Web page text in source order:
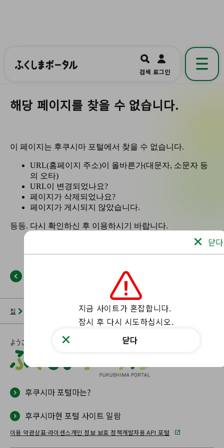
福島県公式の地域情報ポータルアプリ
開く
검색 로그인
해당 페이지를 찾을 수 없습니다.
집 후쿠시마 포털 해당 페이지를 찾을 수 없습니다.
후쿠시마 포털마는?
후쿠시마현 포털 사이트 일람
이용 약관상표·라이센스개인 정보 보호 정책개발자용 API 포털
닫다
지금 사이트가 혼잡합니다.
잠시 후 다시 시도하십시오.
닫다